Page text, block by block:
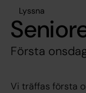
Lyssna
Första
Vi träffas första